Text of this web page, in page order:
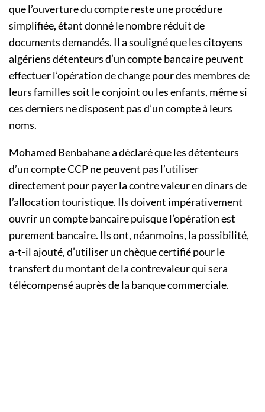
que l’ouverture du compte reste une procédure
simplifiée, étant donné le nombre réduit de
documents demandés. Il a souligné que les citoyens
algériens détenteurs d’un compte bancaire peuvent
effectuer l’opération de change pour des membres de
leurs familles soit le conjoint ou les enfants, même si
ces derniers ne disposent pas d’un compte à leurs
noms.
Mohamed Benbahane a déclaré que les détenteurs
d’un compte CCP ne peuvent pas l’utiliser
directement pour payer la contre valeur en dinars de
l’allocation touristique. Ils doivent impérativement
ouvrir un compte bancaire puisque l’opération est
purement bancaire. Ils ont, néanmoins, la possibilité,
a-t-il ajouté, d’utiliser un chèque certifié pour le
transfert du montant de la contrevaleur qui sera
télécompensé auprès de la banque commerciale.